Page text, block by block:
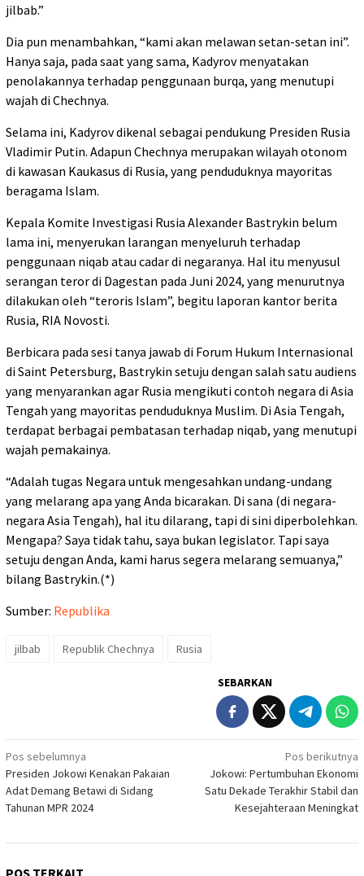
jilbab.”
Dia pun menambahkan, “kami akan melawan setan-setan ini”.
Hanya saja, pada saat yang sama, Kadyrov menyatakan
penolakannya terhadap penggunaan burqa, yang menutupi
wajah di Chechnya.
Selama ini, Kadyrov dikenal sebagai pendukung Presiden Rusia
Vladimir Putin. Adapun Chechnya merupakan wilayah otonom
di kawasan Kaukasus di Rusia, yang penduduknya mayoritas
beragama Islam.
Kepala Komite Investigasi Rusia Alexander Bastrykin belum
lama ini, menyerukan larangan menyeluruh terhadap
penggunaan niqab atau cadar di negaranya. Hal itu menyusul
serangan teror di Dagestan pada Juni 2024, yang menurutnya
dilakukan oleh “teroris Islam”, begitu laporan kantor berita
Rusia, RIA Novosti.
Berbicara pada sesi tanya jawab di Forum Hukum Internasional
di Saint Petersburg, Bastrykin setuju dengan salah satu audiens
yang menyarankan agar Rusia mengikuti contoh negara di Asia
Tengah yang mayoritas penduduknya Muslim. Di Asia Tengah,
terdapat berbagai pembatasan terhadap niqab, yang menutupi
wajah pemakainya.
“Adalah tugas Negara untuk mengesahkan undang-undang
yang melarang apa yang Anda bicarakan. Di sana (di negara-
negara Asia Tengah), hal itu dilarang, tapi di sini diperbolehkan.
Mengapa? Saya tidak tahu, saya bukan legislator. Tapi saya
setuju dengan Anda, kami harus segera melarang semuanya,”
bilang Bastrykin.(*)
Sumber: Republika
jilbab Republik Chechnya Rusia
SEBARKAN
Navigasi
pos
Pos sebelumnya
Presiden Jokowi Kenakan Pakaian
Adat Demang Betawi di Sidang
Tahunan MPR 2024
Pos berikutnya
Jokowi: Pertumbuhan Ekonomi
Satu Dekade Terakhir Stabil dan
Kesejahteraan Meningkat